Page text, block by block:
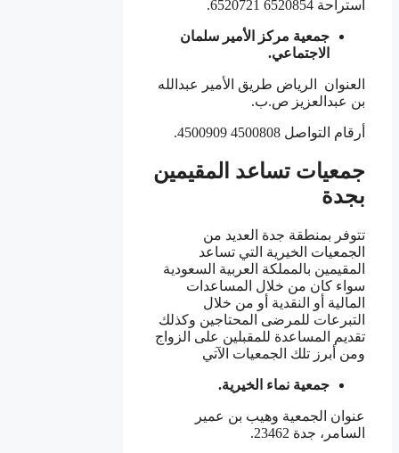
استراحة 6520854 6520721.
جمعية مركز الأمير سلمان
الاجتماعي.
العنوان الرياض طريق الأمير عبدالله
بن عبدالعزيز ص.ب.
أرقام التواصل 4500808 4500909.
جمعيات تساعد المقيمين
بجدة
تتوفر بمنطقة جدة العديد من
الجمعيات الخيرية التي تساعد
المقيمين بالمملكة العربية السعودية
سواء كان من خلال المساعدات
المالية أو النقدية أو من خلال
التبرعات للمرضى المحتاجين وكذلك
تقديم المساعدة للمقبلين على الزواج
ومن أبرز تلك الجمعيات الآتي
جمعية نماء الخيرية.
عنوان الجمعية وهيب بن عمير
السامر، جدة 23462.